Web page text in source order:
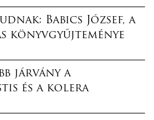
Babics József, a
könyvgyűjteménye
járvány a
és a kolera